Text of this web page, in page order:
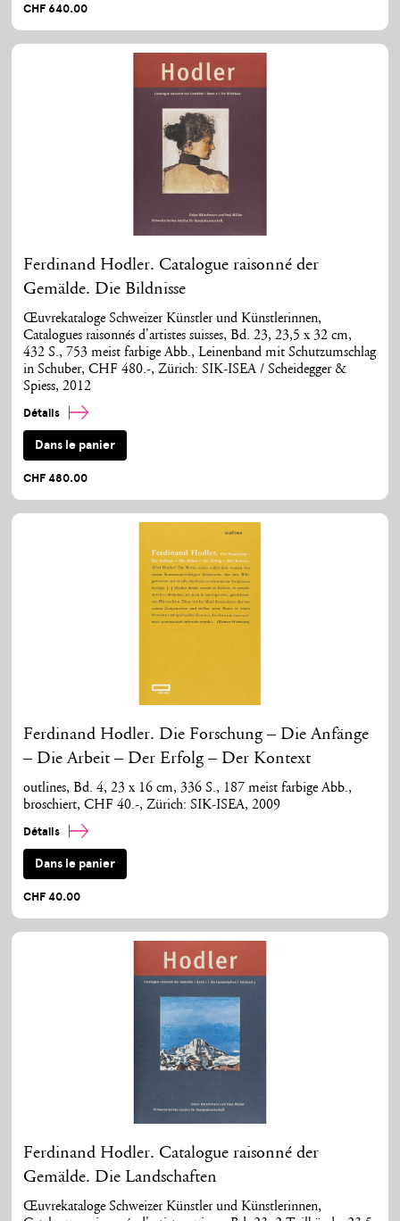
CHF 640.00
Ferdinand Hodler. Catalogue raisonné der
Gemälde. Die Bildnisse
Œuvrekataloge Schweizer Künstler und Künstlerinnen,
Catalogues raisonnés d'artistes suisses, Bd. 23, 23,5 x 32 cm,
432 S., 753 meist farbige Abb., Leinenband mit Schutzumschlag
in Schuber, CHF 480.-, Zürich: SIK-ISEA / Scheidegger &
Spiess, 2012
Détails
Dans le panier
CHF 480.00
Ferdinand Hodler. Die Forschung – Die Anfänge
– Die Arbeit – Der Erfolg – Der Kontext
outlines, Bd. 4, 23 x 16 cm, 336 S., 187 meist farbige Abb.,
broschiert, CHF 40.-, Zürich: SIK-ISEA, 2009
Détails
Dans le panier
CHF 40.00
Ferdinand Hodler. Catalogue raisonné der
Gemälde. Die Landschaften
Œuvrekataloge Schweizer Künstler und Künstlerinnen,